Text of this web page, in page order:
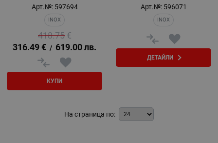
Арт.№: 597694
INOX
418.75 €
316.49 € / 619.00 лв.
КУПИ
Арт.№: 596071
INOX
ДЕТАЙЛИ
На страница по: